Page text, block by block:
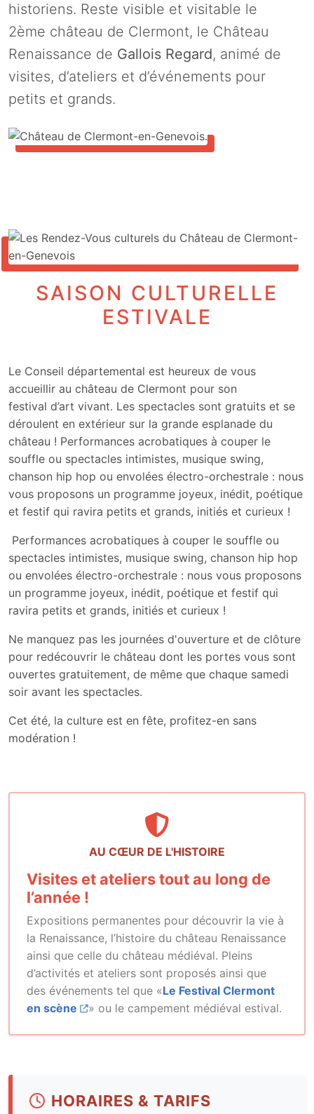
historiens. Reste visible et visitable le
2ème château de Clermont, le Château
Renaissance de Gallois Regard, animé de
visites, d’ateliers et d’événements pour
petits et grands.
SAISON CULTURELLE
ESTIVALE
Le Conseil départemental est heureux de vous
accueillir au château de Clermont pour son
festival d’art vivant. Les spectacles sont gratuits et se
déroulent en extérieur sur la grande esplanade du
château ! Performances acrobatiques à couper le
souffle ou spectacles intimistes, musique swing,
chanson hip hop ou envolées électro-orchestrale : nous
vous proposons un programme joyeux, inédit, poétique
et festif qui ravira petits et grands, initiés et curieux !
Performances acrobatiques à couper le souffle ou
spectacles intimistes, musique swing, chanson hip hop
ou envolées électro-orchestrale : nous vous proposons
un programme joyeux, inédit, poétique et festif qui
ravira petits et grands, initiés et curieux !
Ne manquez pas les journées d'ouverture et de clôture
pour redécouvrir le château dont les portes vous sont
ouvertes gratuitement, de même que chaque samedi
soir avant les spectacles.
Cet été, la culture est en fête, profitez-en sans
modération !
AU CŒUR DE L'HISTOIRE
Visites et ateliers tout au long de
l’année !
Expositions permanentes pour découvrir la vie à
la Renaissance, l’histoire du château Renaissance
ainsi que celle du château médiéval. Pleins
d’activités et ateliers sont proposés ainsi que
des événements tel que «Le Festival Clermont
en scène
» ou le campement médiéval estival.
HORAIRES & TARIFS